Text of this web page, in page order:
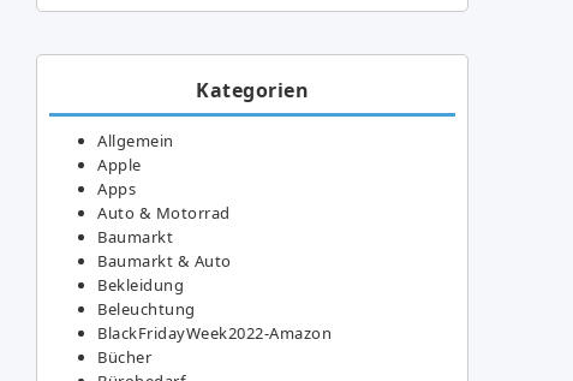
Kategorien
Allgemein
Apple
Apps
Auto & Motorrad
Baumarkt
Baumarkt & Auto
Bekleidung
Beleuchtung
BlackFridayWeek2022-Amazon
Bücher